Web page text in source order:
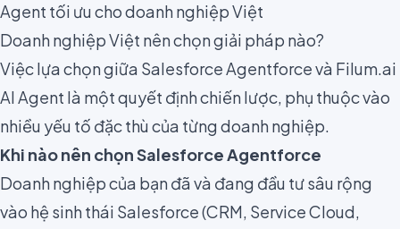
Agent tối ưu cho doanh nghiệp Việt
Doanh nghiệp Việt nên chọn giải pháp nào?
Việc lựa chọn giữa Salesforce Agentforce và Filum.ai
AI Agent là một quyết định chiến lược, phụ thuộc vào
nhiều yếu tố đặc thù của từng doanh nghiệp.
Khi nào nên chọn Salesforce Agentforce
Doanh nghiệp của bạn đã và đang đầu tư sâu rộng
vào hệ sinh thái Salesforce (CRM, Service Cloud,